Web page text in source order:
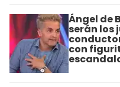
Ángel de
serán los
con